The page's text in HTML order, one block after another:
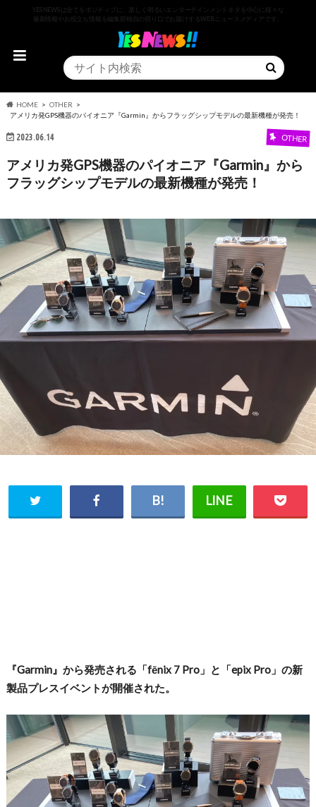
YESNEWSは全てをポジティブに、楽しく明るいエンターテインメントネタを中心に様々な
最新情報やお役立ち情報を編集部独自の切り口でお届けするWEBニュースメディアです。
HOME
OTHER
アメリカ発GPS機器のパイオニア『Garmin』からフラッグシップモデルの最新機種が発売！
2023.06.14 OTHER
アメリカ発GPS機器のパイオニア『Garmin』から
フラッグシップモデルの最新機種が発売！
『Garmin』から発売される「fēnix 7 Pro」と「epix Pro」の新
製品プレスイベントが開催された。